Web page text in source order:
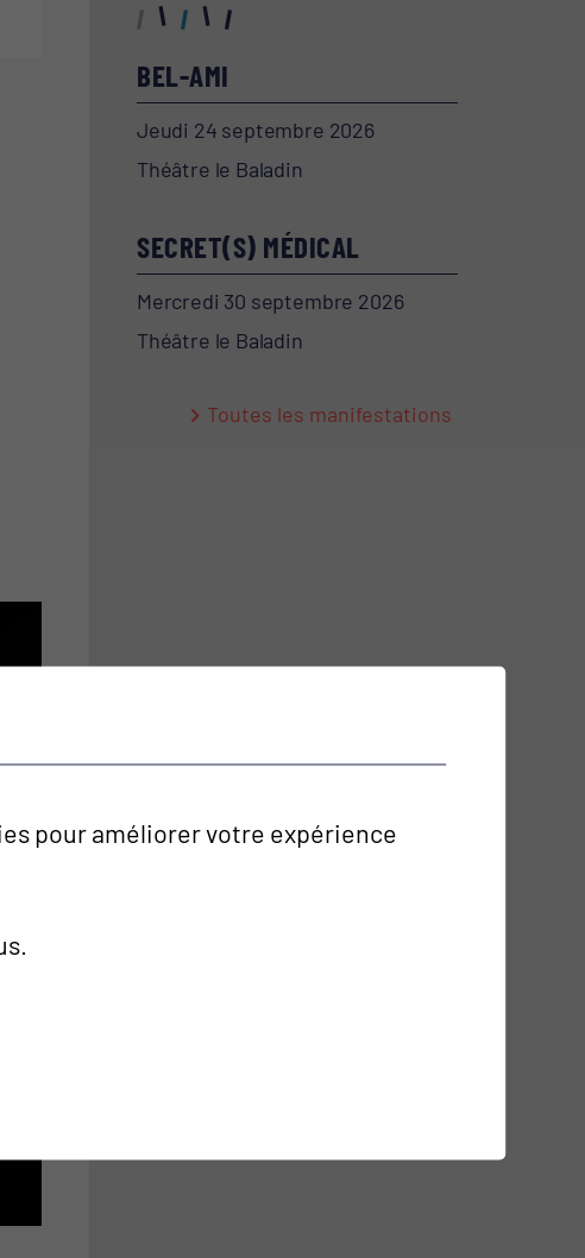
BEL-AMI
Jeudi 24 septembre 2026
Théâtre le Baladin
SECRET(S) MÉDICAL
Mercredi 30 septembre 2026
Théâtre le Baladin
Toutes les manifestations
pour améliorer votre expérience